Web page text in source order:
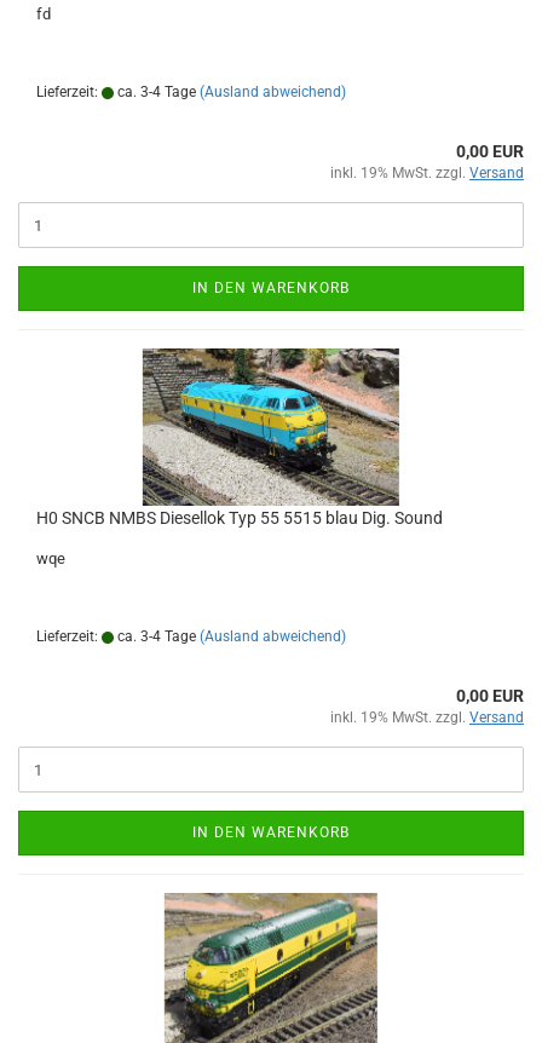
fd
Lieferzeit: ca. 3-4 Tage (Ausland abweichend)
0,00 EUR
inkl. 19% MwSt. zzgl. Versand
IN DEN WARENKORB
H0 SNCB NMBS Diesellok Typ 55 5515 blau Dig. Sound
wqe
Lieferzeit: ca. 3-4 Tage (Ausland abweichend)
0,00 EUR
inkl. 19% MwSt. zzgl. Versand
IN DEN WARENKORB